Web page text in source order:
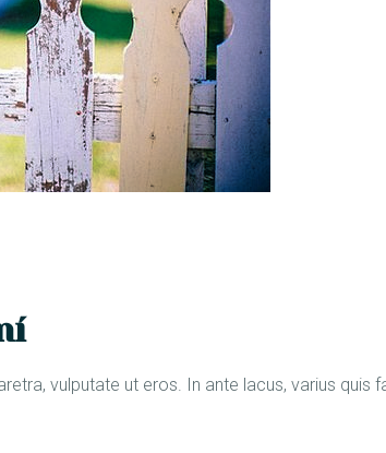
vulputate ut eros. In ante lacus, varius quis